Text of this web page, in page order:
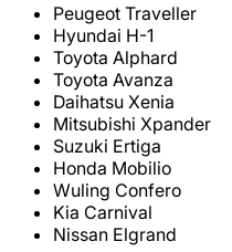
Peugeot Traveller
Hyundai H-1
Toyota Alphard
Toyota Avanza
Daihatsu Xenia
Mitsubishi Xpander
Suzuki Ertiga
Honda Mobilio
Wuling Confero
Kia Carnival
Nissan Elgrand